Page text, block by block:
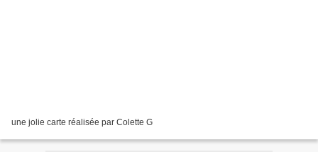
une jolie carte réalisée par Colette G